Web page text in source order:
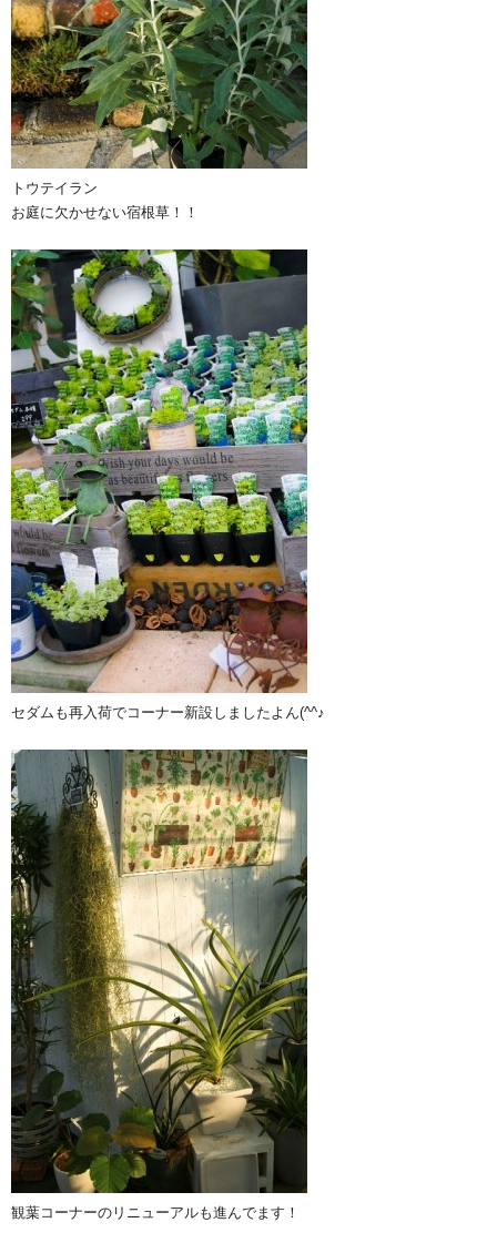
トウテイラン
お庭に欠かせない宿根草！！
セダムも再入荷でコーナー新設しましたよん(^^♪
観葉コーナーのリニューアルも進んでます！